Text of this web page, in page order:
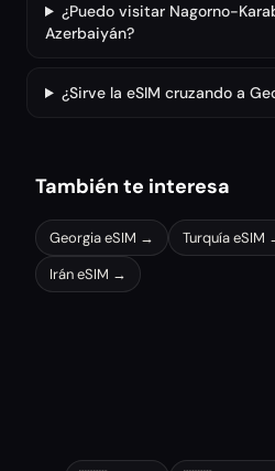
¿Puedo visitar Nagorno-
Azerbaiyán?
¿Sirve la eSIM cruzando a
También te interesa
GeorgiaeSIM → TurquíaeSIM
IráneSIM →